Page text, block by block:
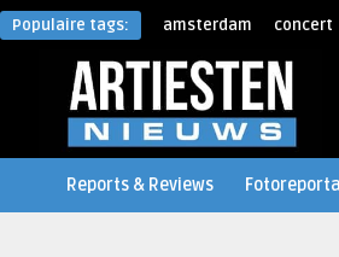
Populaire tags: amsterdam concert
Reports & Reviews